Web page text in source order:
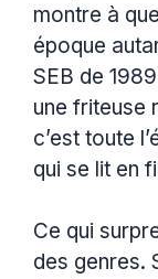
montre à
époque
SEB de
une friteuse
c’est toute
qui se lit en
Ce qui
des genres.